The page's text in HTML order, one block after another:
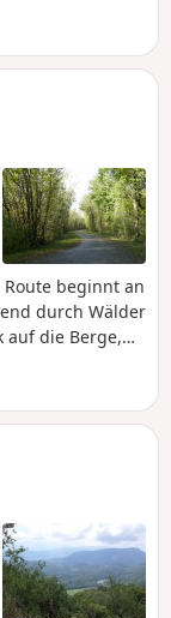
zunächst
die
beginnt an
durch Wälder
auf die Berge,
die Route
(GPS oder die
natürlichen
Rückweg führt